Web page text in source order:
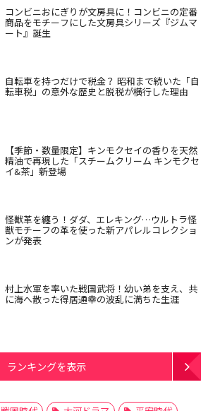
コンビニおにぎりが文房具に！コンビニの定番
商品をモチーフにした文房具シリーズ『ジムマ
ート』誕生
自転車を持つだけで税金？ 昭和まで続いた「自
転車税」の意外な歴史と脱税が横行した理由
【季節・数量限定】キンモクセイの香りを天然
精油で再現した「スチームクリーム キンモクセ
イ&茶」新登場
怪獣革を纏う！ダダ、エレキング…ウルトラ怪
獣モチーフの革を使った新アパレルコレクショ
ンが発表
村上水軍を率いた戦国武将！幼い弟を支え、共
に海へ散った得居通幸の波乱に満ちた生涯
ランキングを表示